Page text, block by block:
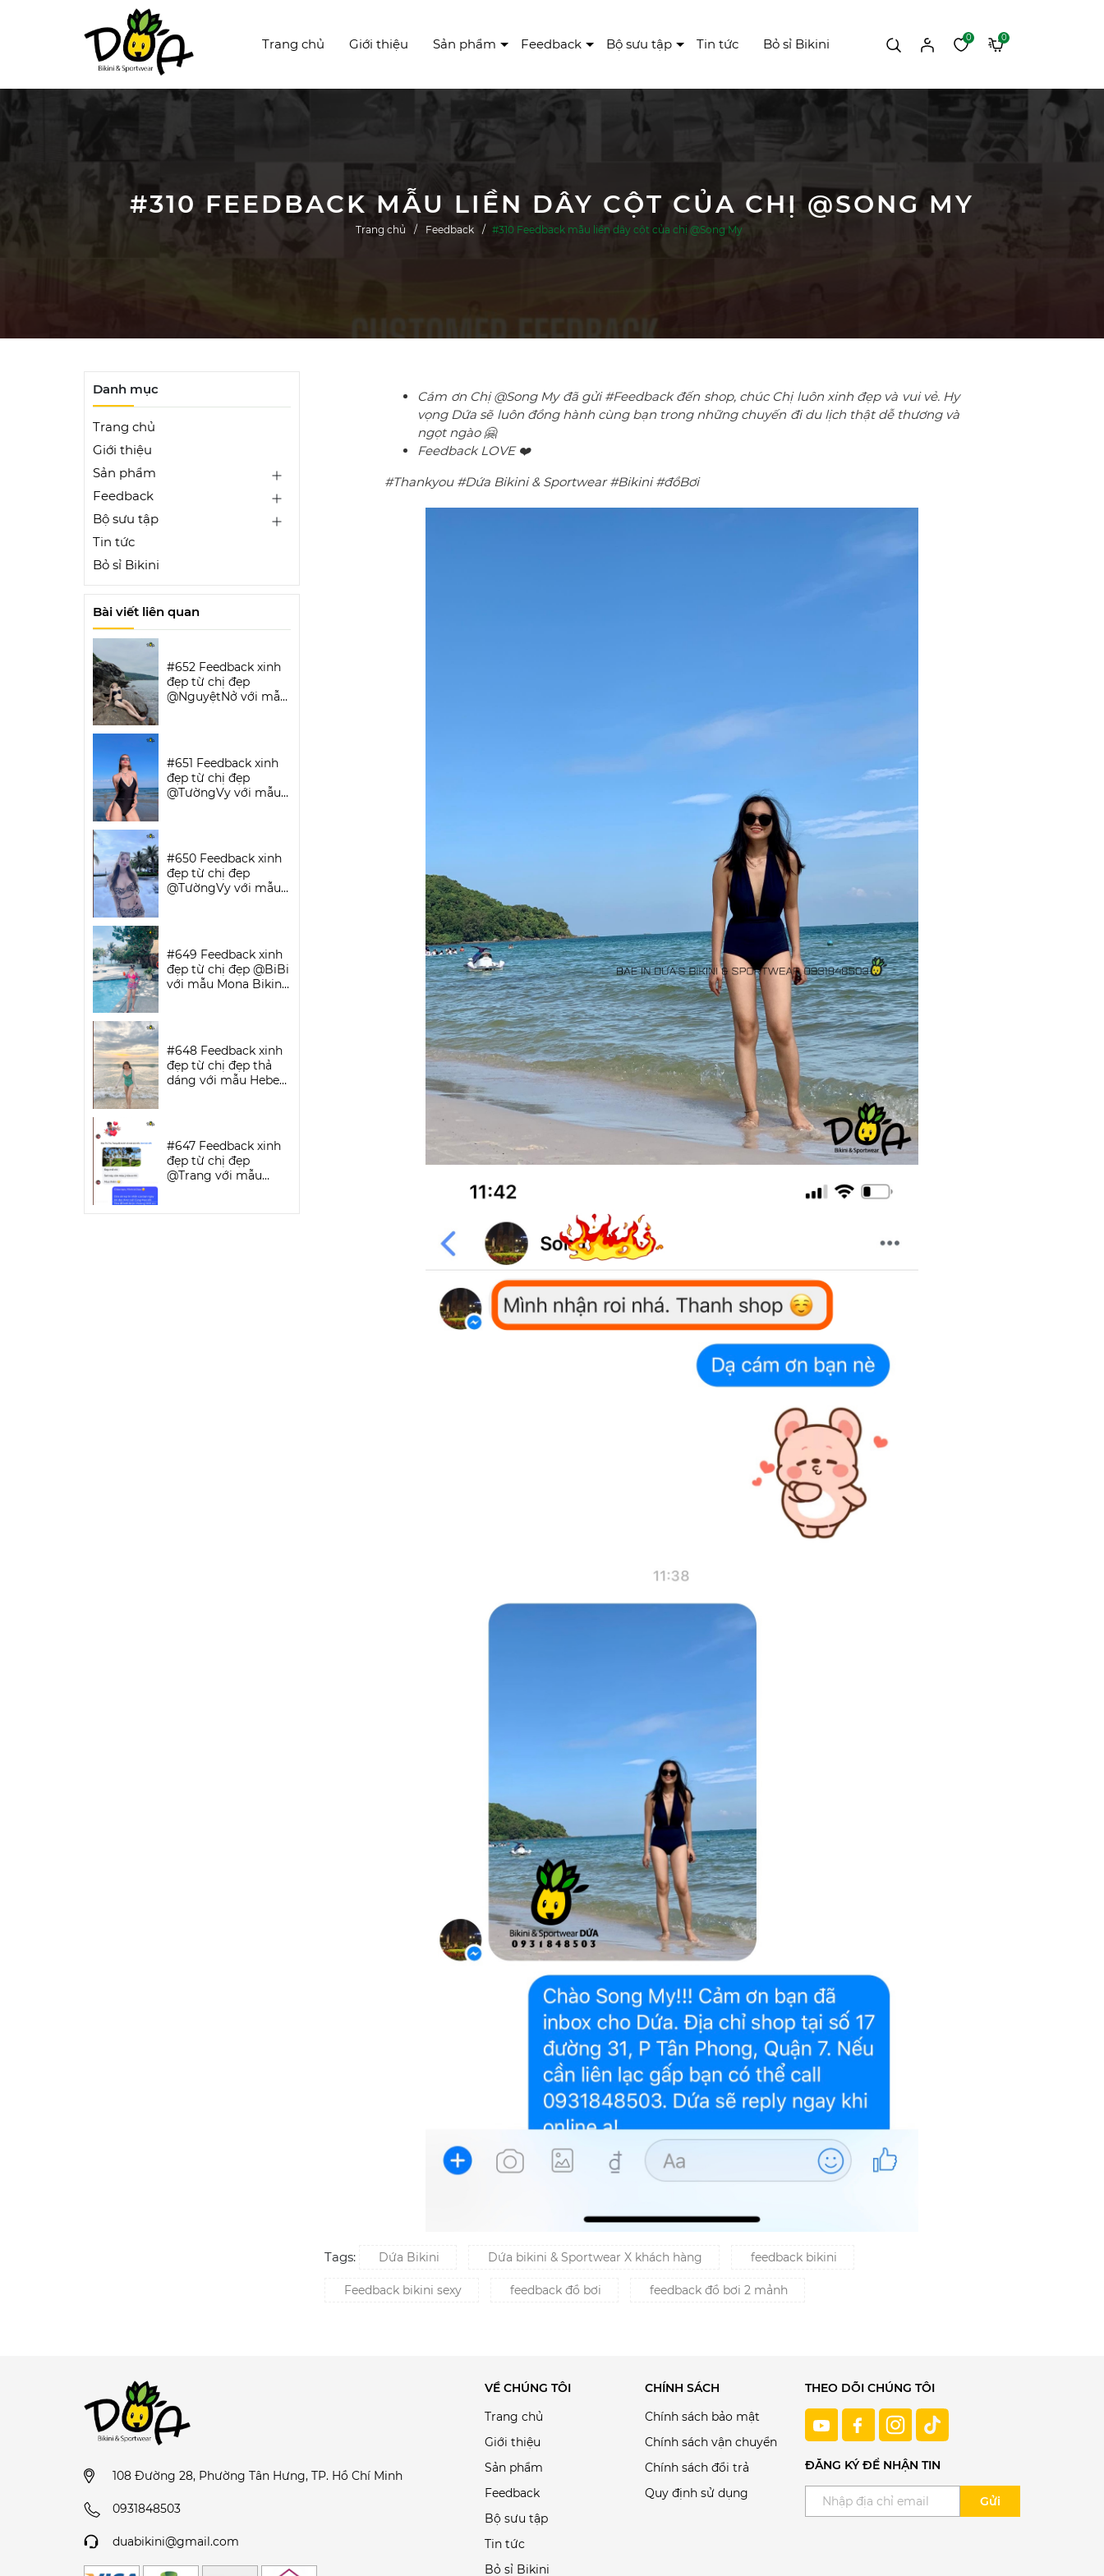
Trang chủ Giới thiệu Sản phẩm Feedback Bộ sưu tập Tin tức Bỏ sỉ Bikini 0 0
#310 FEEDBACK MẪU LIỀN DÂY CỘT CỦA CHỊ @SONG MY
Trang chủ Feedback #310 Feedback mẫu liền dây cột của chị @Song My
Cám ơn Chị @Song My đã gửi #Feedback đến shop, chúc Chị luôn xinh đẹp và vui vẻ. Hy
vọng Dứa sẽ luôn đồng hành cùng bạn trong những chuyến đi du lịch thật dễ thương và
ngọt ngào 🤗
Feedback LOVE ❤️
#Thankyou #Dứa Bikini & Sportwear #Bikini #đồBơi
Tags: Dứa Bikini Dứa bikini & Sportwear X khách hàng feedback bikini
Feedback bikini sexy feedback đồ bơi feedback đồ bơi 2 mảnh
Danh mục
Trang chủ
Giới thiệu
Sản phẩm
Feedback
Bộ sưu tập
Tin tức
Bỏ sỉ Bikini
Bài viết liên quan
#652 Feedback xinh
đẹp từ chị đẹp
@NguyệtNở với mẫu
#651 Feedback xinh
đẹp từ chị đẹp
@TườngVy với mẫu
#650 Feedback xinh
đẹp từ chị đẹp
@TườngVy với mẫu
#649 Feedback xinh
đẹp từ chị đẹp @BiBi
với mẫu Mona Bikini
#648 Feedback xinh
đẹp từ chị đẹp thả
dáng với mẫu Hebe
#647 Feedback xinh
đẹp từ chị đẹp
@Trang với mẫu
108 Đường 28, Phường Tân Hưng, TP. Hồ Chí Minh
0931848503
duabikini@gmail.com
VỀ CHÚNG TÔI
Trang chủ
Giới thiệu
Sản phẩm
Feedback
Bộ sưu tập
Tin tức
Bỏ sỉ Bikini
CHÍNH SÁCH
Chính sách bảo mật
Chính sách vận chuyển
Chính sách đổi trả
Quy định sử dụng
THEO DÕI CHÚNG TÔI
ĐĂNG KÝ ĐỂ NHẬN TIN
Gửi